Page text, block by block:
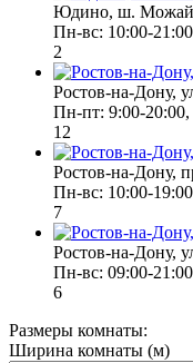
Юдино, ш.
Пн-вс: 10:00-21:00
2
Ростов-на-Дону,
Пн-пт: 9:00-20:00,
12
Ростов-на-Дону,
Пн-вс: 10:00-19:00
7
Ростов-на-Дону,
Пн-вс: 09:00-21:00
6
Размеры комнаты:
Ширина комнаты (м)